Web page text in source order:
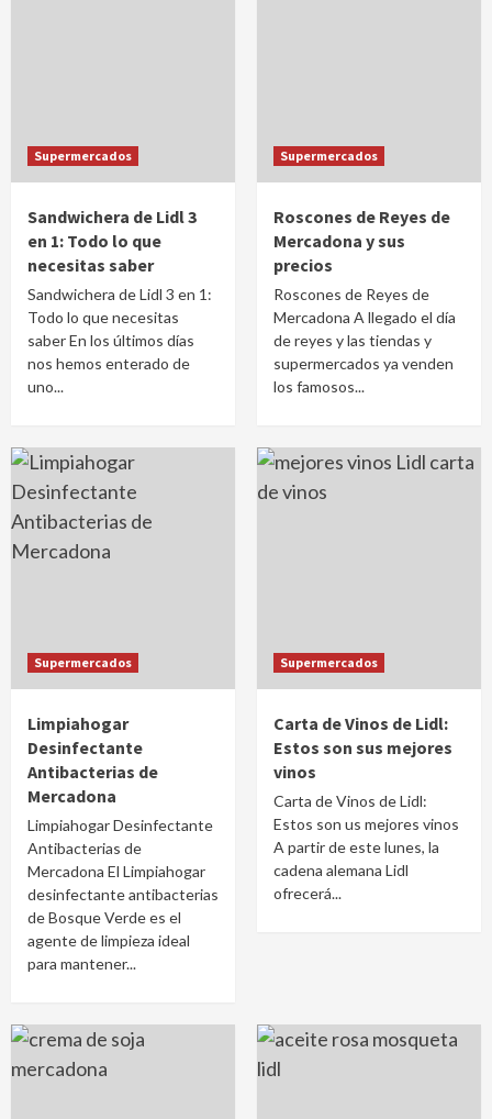
Supermercados
Sandwichera de Lidl 3
en 1: Todo lo que
necesitas saber
Sandwichera de Lidl 3 en 1:
Todo lo que necesitas
saber En los últimos días
nos hemos enterado de
uno...
Supermercados
Roscones de Reyes de
Mercadona y sus
precios
Roscones de Reyes de
Mercadona A llegado el día
de reyes y las tiendas y
supermercados ya venden
los famosos...
Supermercados
Limpiahogar
Desinfectante
Antibacterias de
Mercadona
Limpiahogar Desinfectante
Antibacterias de
Mercadona El Limpiahogar
desinfectante antibacterias
de Bosque Verde es el
agente de limpieza ideal
para mantener...
Supermercados
Carta de Vinos de Lidl:
Estos son sus mejores
vinos
Carta de Vinos de Lidl:
Estos son us mejores vinos
A partir de este lunes, la
cadena alemana Lidl
ofrecerá...